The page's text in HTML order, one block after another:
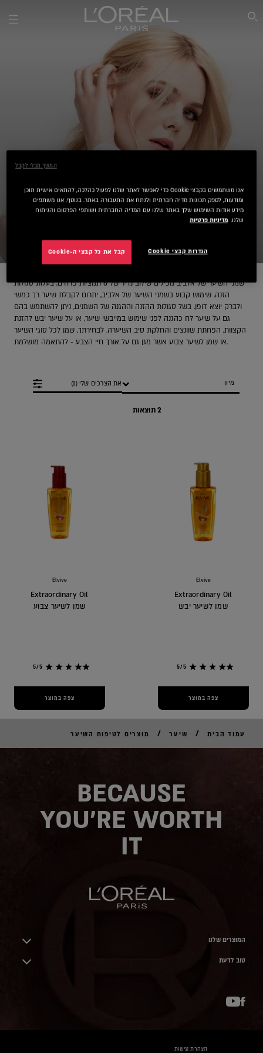
SEARCH THIS SITE
שמן לשיער
שמני השיער של אלביב מכילים שילוב נדיר של 6 תמציות פרחים, בעלות סגולות
הזנה. שימוש קבוע בשמני השיער של אלביב, יתרום לקבלת שיער רך כמשי
ולברק יוצא דופן. בשל סגולות ההזנה וההגנה של השמנים, ניתן להשתמש בהם
גם על שיער לח כהגנה לפני שימוש במייבשי שיער, או על שיער יבש להזנת
הקצוות, הפחתת שוונצים והחלקת סיב השיערה. לבחירתך, שמן לכל סוגי השיער
או שמן לשיער צבוע אשר מגן גם על אורך חיי הצבע - להתאמה מושלמת.
2 תוצאות
הגדר/י את הצרכים שלי (1)
Elvive
Extraordinary Oil
שמן לשיער צבוע
5/5
צפה במוצר
Elvive
Extraordinary Oil
שמן לשיער יבש
5/5
צפה במוצר
עמוד הבית / שיער / מוצרים לטיפוח השיער
BECAUSE
YOU'RE WORTH
IT
המוצרים שלנו
טוב לדעת
הצהרת נגישות
אנו משתמשים בקבצי Cookie כדי לאפשר לאתר שלנו לפעול כהלכה, להתאים אישית תוכן
ומודעות, לספק תכונות מדיה חברתית ולנתח את התעבורה באתר. בנוסף, אנו משתפים
מידע אודות השימוש שלך באתר שלנו עם המדיה החברתית ושותפי הפרסום והניתוח
שלנו. מדיניות פרטיות
הגדרות קבצי Cookie קבל את כל קבצי ה-Cookie
המשך מבלי לקבל